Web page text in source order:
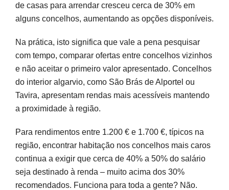
de casas para arrendar cresceu cerca de 30% em
alguns concelhos, aumentando as opções disponíveis.
Na prática, isto significa que vale a pena pesquisar
com tempo, comparar ofertas entre concelhos vizinhos
e não aceitar o primeiro valor apresentado. Concelhos
do interior algarvio, como São Brás de Alportel ou
Tavira, apresentam rendas mais acessíveis mantendo
a proximidade à região.
Para rendimentos entre 1.200 € e 1.700 €, típicos na
região, encontrar habitação nos concelhos mais caros
continua a exigir que cerca de 40% a 50% do salário
seja destinado à renda – muito acima dos 30%
recomendados. Funciona para toda a gente? Não.